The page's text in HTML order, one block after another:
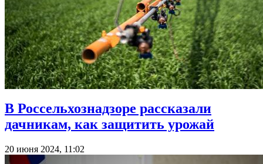
В Россельхознадзоре рассказали
дачникам, как защитить урожай
20 июня 2024, 11:02